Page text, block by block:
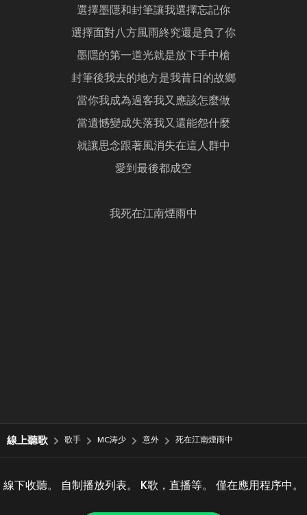
選擇墨隱和封筆讓我選擇忘記你
選擇面對八方風雨終究還是負了你
墨隱的第一道光就是放下手中槍
封筆後我去的地方是我昔日的故鄉
當你我成為過客我又應該怎麼做
當遺憾變成失落我又還能怨什麼
就讓思念跟著風消失在這人群中
愛到最後都成空
我死在江南煙雨中
線上聽歌 歌手 MC涛少 意外 死在江南煙雨中
線下收聽。 自制播放列表。 K歌，直播等。 僅在應用程序中。